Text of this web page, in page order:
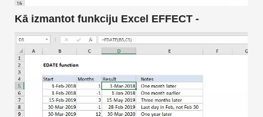
Kā izmantot funkciju Excel EFFECT -